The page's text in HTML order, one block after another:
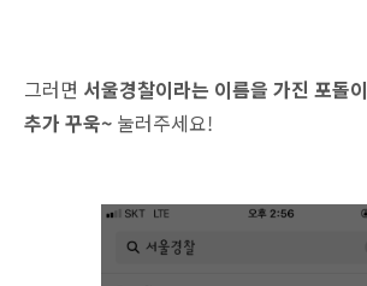
그러면 서울경찰이라는 이름을 가진 포돌이
추가 꾸욱~ 눌러주세요!